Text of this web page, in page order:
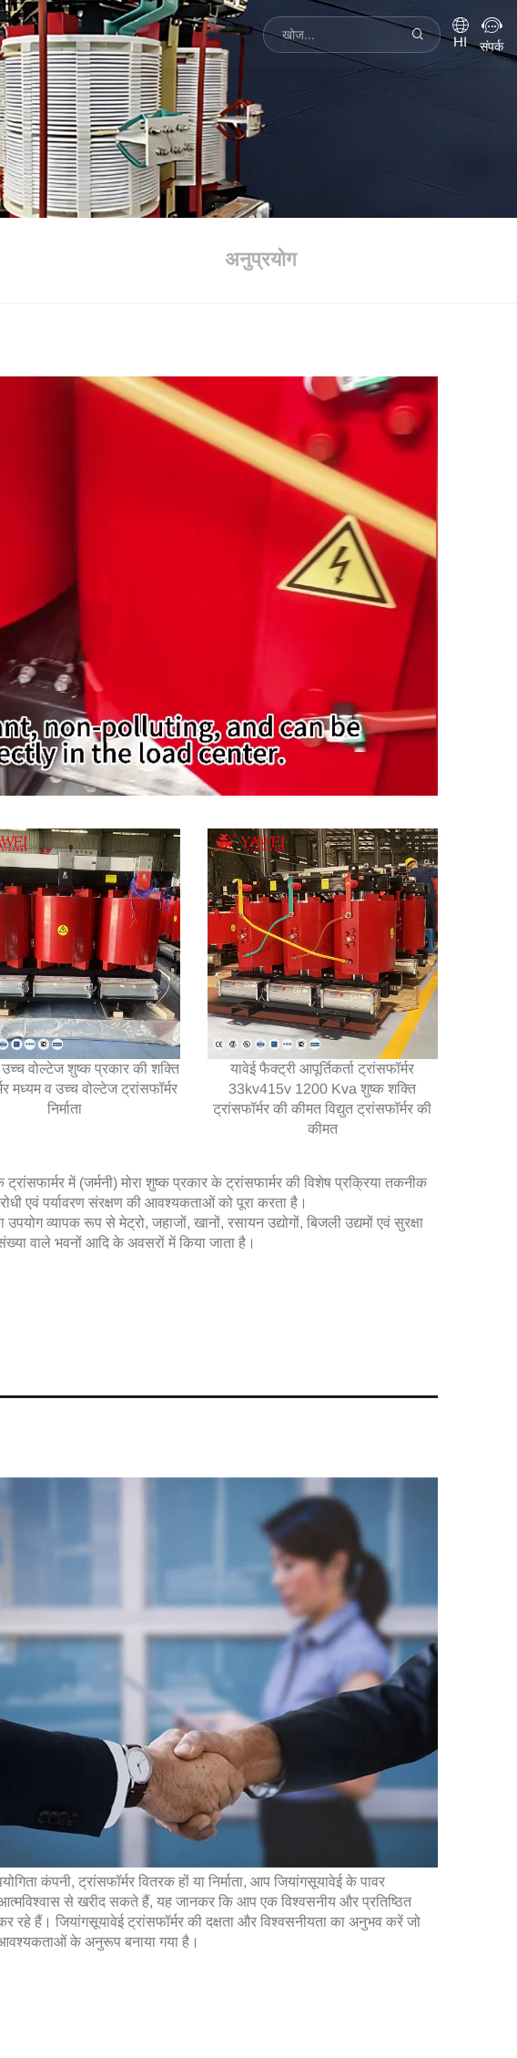
HI संपर्क
अनुप्रयोग
वोल्टेज शुष्क प्रकार की शक्ति
मध्यम व उच्च वोल्टेज ट्रांसफॉर्मर
निर्माता
यावेई फैक्ट्री आपूर्तिकर्ता ट्रांसफॉर्मर
33kv415v 1200 Kva शुष्क शक्ति
ट्रांसफॉर्मर की कीमत विद्युत ट्रांसफॉर्मर की
कीमत
में (जर्मनी) मोरा शुष्क प्रकार के ट्रांसफार्मर की विशेष प्रक्रिया तकनीक
एवं पर्यावरण संरक्षण की आवश्यकताओं को पूरा करता है।
व्यापक रूप से मेट्रो, जहाजों, खानों, रसायन उद्योगों, बिजली उद्यमों एवं सुरक्षा
वाले भवनों आदि के अवसरों में किया जाता है।
कंपनी, ट्रांसफॉर्मर वितरक हों या निर्माता, आप जियांगसूयावेई के पावर
आत्मविश्वास से खरीद सकते हैं, यह जानकर कि आप एक विश्वसनीय और प्रतिष्ठित
रहे हैं। जियांगसूयावेई ट्रांसफॉर्मर की दक्षता और विश्वसनीयता का अनुभव करें जो
के अनुरूप बनाया गया है।